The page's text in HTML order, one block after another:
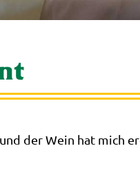
der Wein hat mich